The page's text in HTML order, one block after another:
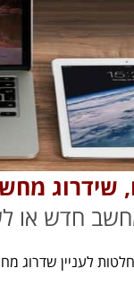
שידרוג
חדש או
לעניין שדרוג